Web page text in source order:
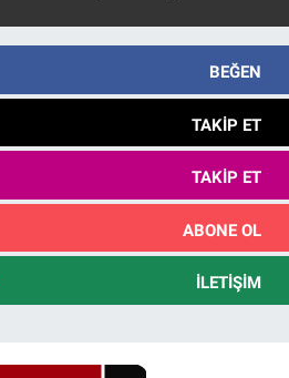
BEĞEN
TAKIP ET
TAKIP ET
ABONE OL
İLETIŞIM